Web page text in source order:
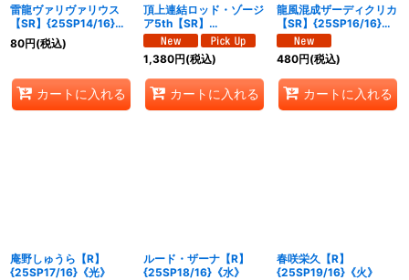
雷龍ヴァリヴァリウス
【SR】{25SP14/16}
《多》
80円(税込)
カートに入れる
頂上連結ロッド・ゾージ
ア5th【SR】
{25SP15/16}《多》
1,380円(税込)
カートに入れる
龍風混成ザーディクリカ
【SR】{25SP16/16}
《多》
480円(税込)
カートに入れる
庵野しゅうら【R】
{25SP17/16}《光》
ルード・ザーナ【R】
{25SP18/16}《水》
春咲栄久【R】
{25SP19/16}《火》